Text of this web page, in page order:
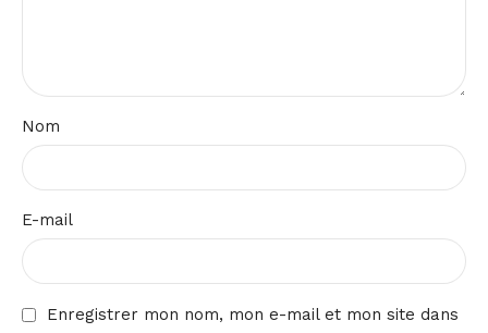
Nom
E-mail
Enregistrer mon nom, mon e-mail et mon site dans